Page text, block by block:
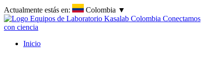
Actualmente estás en: Colombia ▼
Inicio